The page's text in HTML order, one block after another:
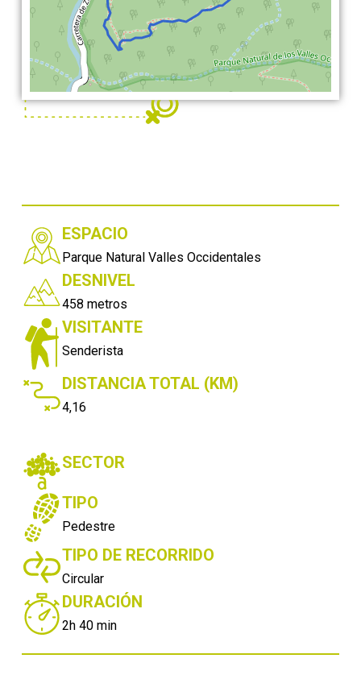
ESPACIO
Parque Natural Valles Occidentales
DESNIVEL
458 metros
VISITANTE
Senderista
DISTANCIA TOTAL (KM)
4,16
SECTOR
TIPO
Pedestre
TIPO DE RECORRIDO
Circular
DURACIÓN
2h 40 min